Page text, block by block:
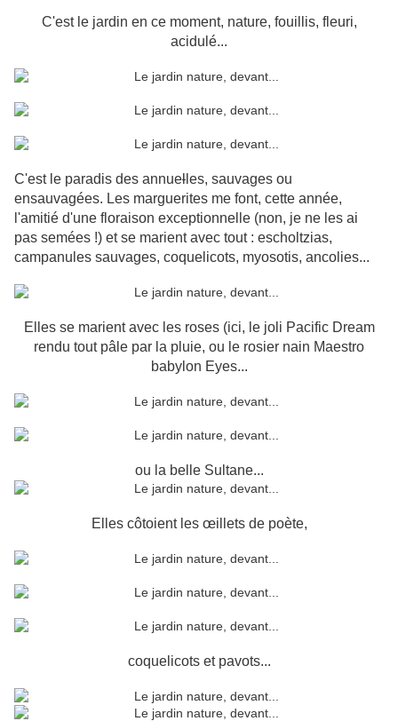
C'est le jardin en ce moment, nature, fouillis, fleuri,
acidulé...
C'est le paradis des annuel les, sauvages ou
ensauvagées. Les marguerites me font, cette année,
l'amitié d'une floraison exceptionnelle (non, je ne les ai
pas semées !) et se marient avec tout : escholtzias,
campanules sauvages, coquelicots, myosotis, ancolies...
Elles se marient avec les roses (ici, le joli Pacific Dream
rendu tout pâle par la pluie, ou le rosier nain Maestro
babylon Eyes...
ou la belle Sultane...
Elles côtoient les œillets de poète,
coquelicots et pavots...